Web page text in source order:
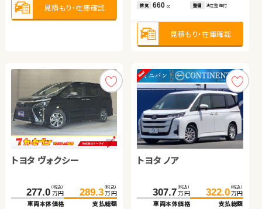
見積もり・在庫確認 排気 660cc 整備 法定整備付
見積もり・在庫確認
トヨタ ヴォクシー
277.0 （税込）
万円
車両本体価格
289.3 （税込）
万円
支払総額
トヨタ ノア
307.7 （税込）
万円
車両本体価格
322.0 （税込）
万円
支払総額
日産 セレナ
252.3 （税込）
万円
262.3（税込）
万円
支払総額
諸費用：10.0万円 （税込）
2020 年 24,700 km
2,000cc
トヨタ ヴェルファイア
288.7（税込）
万円
車両本体価格
303.1（税込）
万円
支払総額
諸費用：14.4万円
2018 年 54,500km
2,500cc
見積もり・在庫確認 見積もり・在庫確認
スズキ スイフト
108.2（税込）
万円
諸費用：11.6万円（税込）
あり 埼玉県
日産 エクストレイル
160.3 （税込）
諸費用：15.5万円（税込）
あり